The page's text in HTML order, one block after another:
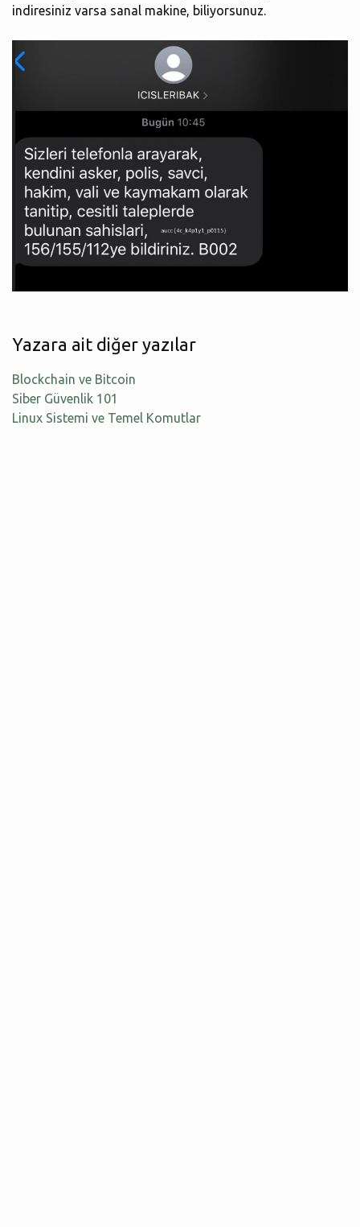
indiresiniz varsa sanal makine, biliyorsunuz.
Yazara ait diğer yazılar
Blockchain ve Bitcoin
Siber Güvenlik 101
Linux Sistemi ve Temel Komutlar